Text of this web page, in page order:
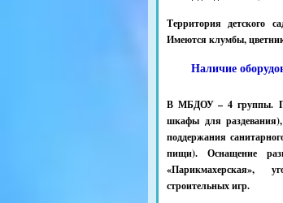
Территория детского
Имеются клумбы,
Наличие
В МБДОУ – 4 группы.
шкафы для
поддержания
пищи). Оснащение
«Парикмахерская»,
строительных игр.